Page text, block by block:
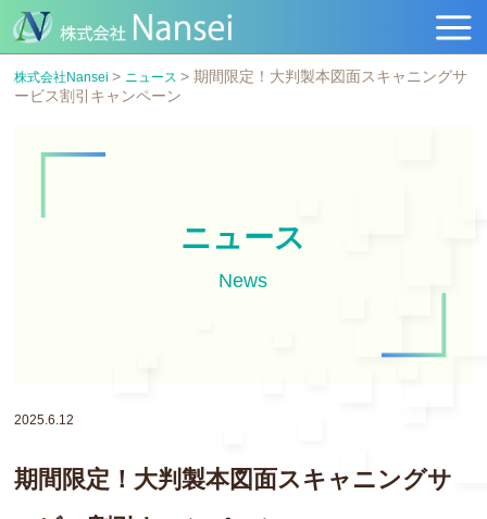
株式会社Nansei > ニュース >期間限定！大判製本図面スキャニングサ
ービス割引キャンペーン
ニュース
News
2025.6.12
期間限定！大判製本図面スキャニングサ